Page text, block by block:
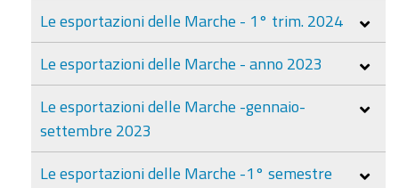
Le esportazioni delle Marche - 1° trim. 2024
Le esportazioni delle Marche - anno 2023
Le esportazioni delle Marche -gennaio-
settembre 2023
Le esportazioni delle Marche -1° semestre